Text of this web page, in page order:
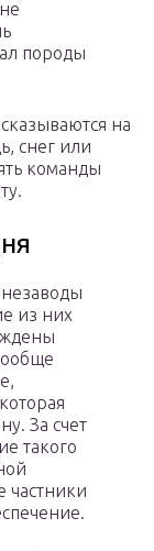
породы
на
снег или
команды
из них
За счет
такого